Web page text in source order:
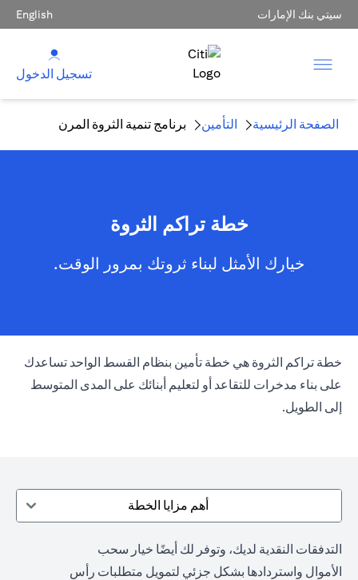
سيتي بنك الإمارات English
تسجيل الدخول
الصفحة الرئيسية التأمين برنامج تنمية الثروة المرن
خطة تراكم الثروة
خيارك الأمثل لبناء ثروتك بمرور الوقت.
خطة تراكم الثروة هي خطة تأمين بنظام القسط الواحد تساعدك
على بناء مدخرات للتقاعد أو لتعليم أبنائك على المدى المتوسط
إلى الطويل.
أهم مزايا الخطة
التدفقات النقدية لديك، وتوفر لك أيضًا خيار سحب
الأموال واستردادها بشكل جزئي لتمويل متطلبات رأس